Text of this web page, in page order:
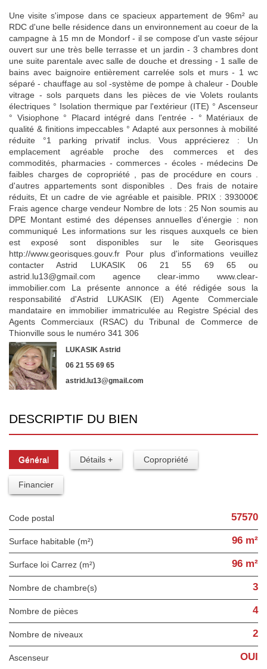
Une visite s'impose dans ce spacieux appartement de 96m² au
RDC d'une belle résidence dans un environnement au coeur de la
campagne à 15 mn de Mondorf - il se compose d'un vaste séjour
ouvert sur une très belle terrasse et un jardin - 3 chambres dont
une suite parentale avec salle de douche et dressing - 1 salle de
bains avec baignoire entièrement carrelée sols et murs - 1 wc
séparé - chauffage au sol -système de pompe à chaleur - Double
vitrage - sols parquets dans les pièces de vie Volets roulants
électriques ° Isolation thermique par l'extérieur (ITE) ° Ascenseur
° Visiophone ° Placard intégré dans l'entrée - ° Matériaux de
qualité & finitions impeccables ° Adapté aux personnes à mobilité
réduite °1 parking privatif inclus. Vous apprécierez : Un
emplacement agréable proche des commerces et des
commodités, pharmacies - commerces - écoles - médecins De
faibles charges de copropriété , pas de procédure en cours .
d'autres appartements sont disponibles . Des frais de notaire
réduits, Et un cadre de vie agréable et paisible. PRIX : 393000€
Frais agence charge vendeur Nombre de lots : 25 Non soumis au
DPE Montant estimé des dépenses annuelles d’énergie : non
communiqué Les informations sur les risques auxquels ce bien
est exposé sont disponibles sur le site Georisques
http://www.georisques.gouv.fr Pour plus d'informations veuillez
contacter Astrid LUKASIK 06 21 55 69 65 ou
astrid.lu13@gmail.com agence clear-immo www.clear-
immobilier.com La présente annonce a été rédigée sous la
responsabilité d'Astrid LUKASIK (EI) Agente Commerciale
mandataire en immobilier immatriculée au Registre Spécial des
Agents Commerciaux (RSAC) du Tribunal de Commerce de
Thionville sous le numéro 341 306
LUKASIK Astrid
06 21 55 69 65
astrid.lu13@gmail.com
DESCRIPTIF DU BIEN
Général Détails + Copropriété
Financier
Code postal 57570
Surface habitable (m²) 96 m²
Surface loi Carrez (m²) 96 m²
Nombre de chambre(s) 3
Nombre de pièces 4
Nombre de niveaux 2
Ascenseur OUI